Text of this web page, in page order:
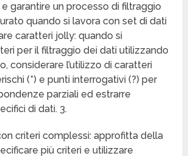
garantire un processo di filtraggio
quando si lavora con set di dati
caratteri jolly: quando si
per il filtraggio dei dati utilizzando
considerare l’utilizzo di caratteri
(*) e punti interrogativi (?) per
parziali ed estrarre
di dati. 3.
criteri complessi: approfitta della
più criteri e utilizzare